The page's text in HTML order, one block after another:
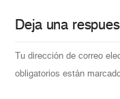
Deja una
Tu dirección de correo
obligatorios están